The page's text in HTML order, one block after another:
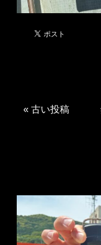
«古い投稿